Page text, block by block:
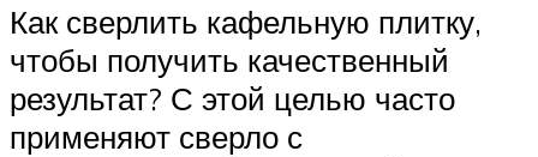
Как сверлить кафельную плитку,
чтобы получить качественный
результат? С этой целью часто
применяют сверло с